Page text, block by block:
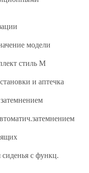
модели
стиль М
и аптечка
с функц.